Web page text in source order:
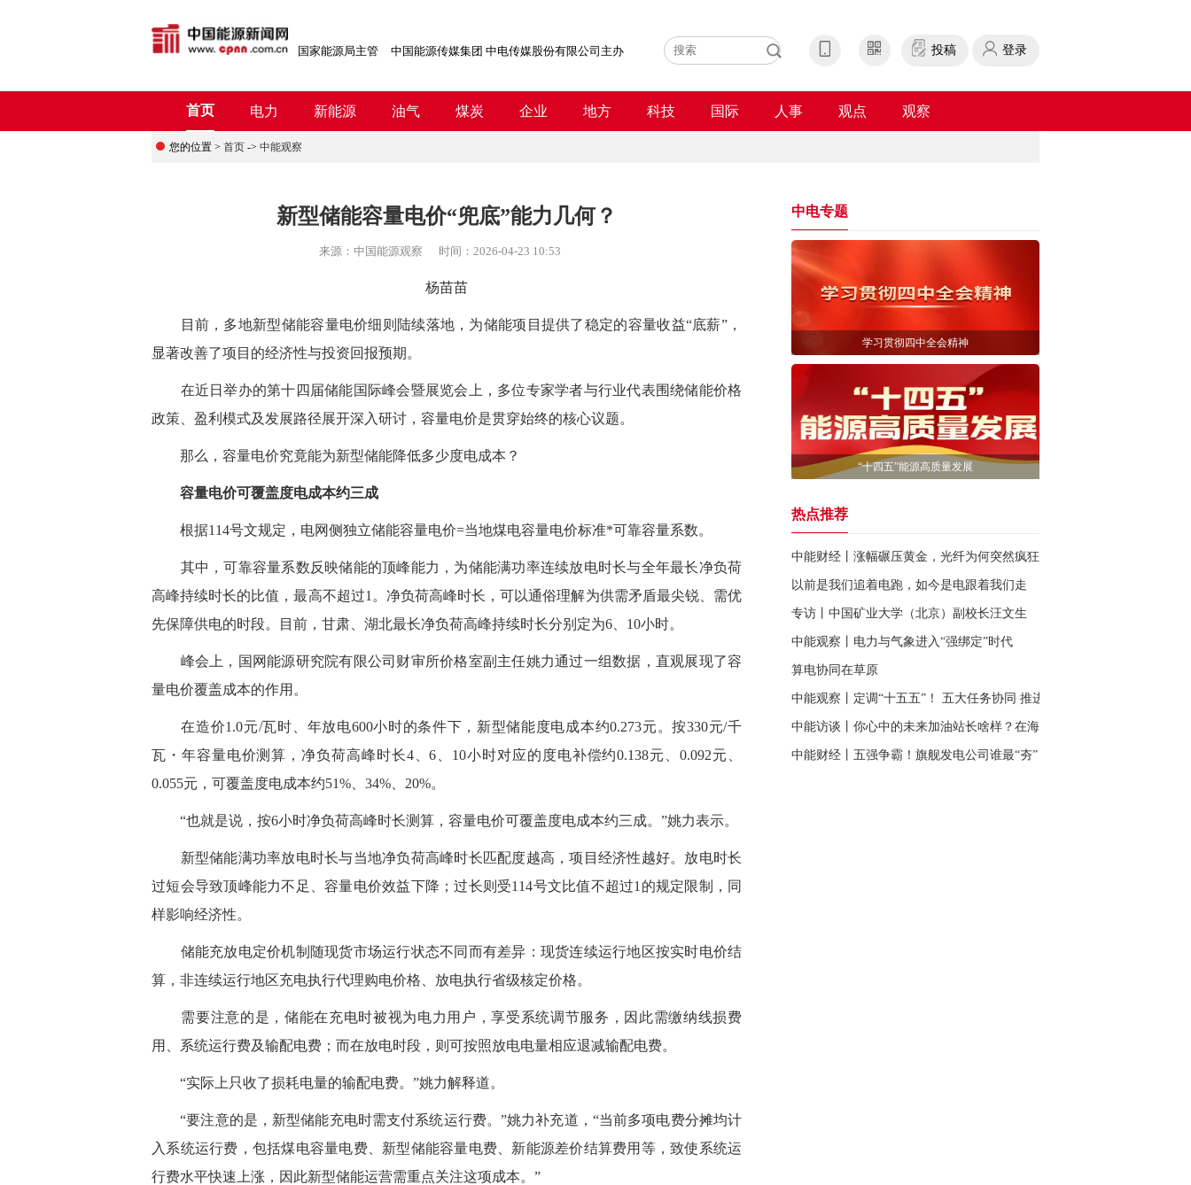
国家能源局主管 中国能源传媒集团 中电传媒股份有限公司主办 投稿 登录
首页 电力 新能源 油气 煤炭 企业 地方 科技 国际 人事 观点 观察
您的位置 > 首页 -> 中能观察
新型储能容量电价“兜底”能力几何？
来源： 中国能源观察 时间： 2026-04-23 10:53
杨苗苗
目前，多地新型储能容量电价细则陆续落地，为储能项目提供了稳定的容量收益“底薪”，
显著改善了项目的经济性与投资回报预期。
在近日举办的第十四届储能国际峰会暨展览会上，多位专家学者与行业代表围绕储能价格
政策、盈利模式及发展路径展开深入研讨，容量电价是贯穿始终的核心议题。
那么，容量电价究竟能为新型储能降低多少度电成本？
容量电价可覆盖度电成本约三成
根据114号文规定，电网侧独立储能容量电价=当地煤电容量电价标准*可靠容量系数。
其中，可靠容量系数反映储能的顶峰能力，为储能满功率连续放电时长与全年最长净负荷
高峰持续时长的比值，最高不超过1。净负荷高峰时长，可以通俗理解为供需矛盾最尖锐、需优
先保障供电的时段。目前，甘肃、湖北最长净负荷高峰持续时长分别定为6、10小时。
峰会上，国网能源研究院有限公司财审所价格室副主任姚力通过一组数据，直观展现了容
量电价覆盖成本的作用。
在造价1.0元/瓦时、年放电600小时的条件下，新型储能度电成本约0.273元。按330元/千
瓦・年容量电价测算，净负荷高峰时长4、6、10小时对应的度电补偿约0.138元、0.092元、
0.055元，可覆盖度电成本约51%、34%、20%。
“也就是说，按6小时净负荷高峰时长测算，容量电价可覆盖度电成本约三成。”姚力表示。
新型储能满功率放电时长与当地净负荷高峰时长匹配度越高，项目经济性越好。放电时长
过短会导致顶峰能力不足、容量电价效益下降；过长则受114号文比值不超过1的规定限制，同
样影响经济性。
储能充放电定价机制随现货市场运行状态不同而有差异：现货连续运行地区按实时电价结
算，非连续运行地区充电执行代理购电价格、放电执行省级核定价格。
需要注意的是，储能在充电时被视为电力用户，享受系统调节服务，因此需缴纳线损费
用、系统运行费及输配电费；而在放电时段，则可按照放电电量相应退减输配电费。
“实际上只收了损耗电量的输配电费。”姚力解释道。
“要注意的是，新型储能充电时需支付系统运行费。”姚力补充道，“当前多项电费分摊均计
入系统运行费，包括煤电容量电费、新型储能容量电费、新能源差价结算费用等，致使系统运
行费水平快速上涨，因此新型储能运营需重点关注这项成本。”
中电专题
学习贯彻四中全会精神
“十四五”能源高质量发展
热点推荐
中能财经丨涨幅碾压黄金，光纤为何突然疯狂？
以前是我们追着电跑，如今是电跟着我们走
专访丨中国矿业大学（北京）副校长汪文生
中能观察丨电力与气象进入“强绑定”时代
算电协同在草原
中能观察丨定调“十五五”！ 五大任务协同 推进非化石能源十年倍增
中能访谈丨你心中的未来加油站长啥样？在海南是这样的→
中能财经丨五强争霸！旗舰发电公司谁最“夯”？